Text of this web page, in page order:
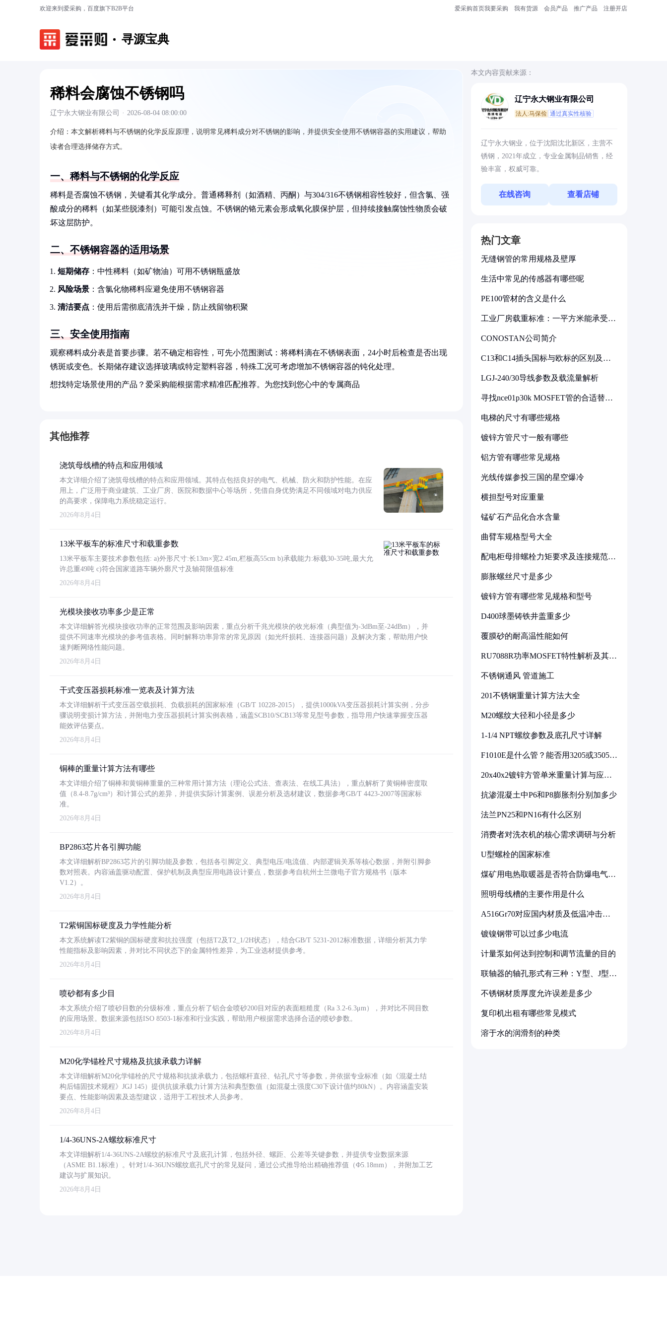
欢迎来到爱采购，百度旗下B2B平台 爱采购首页我要采购 我有货源 会员产品 推广产品 注册开店
寻源宝典
稀料会腐蚀不锈钢吗
辽宁永大钢业有限公司 · 2026-08-04 08:00:00
介绍： 本文解析稀料与不锈钢的化学反应原理，说明常见稀料成分对不锈钢的影响，并提供安全使用不锈钢容器的实用建议，帮助
读者合理选择储存方式。
一、稀料与不锈钢的化学反应
稀料是否腐蚀不锈钢，关键看其化学成分。普通稀释剂（如酒精、丙酮）与304/316不锈钢相容性较好，但含氯、强
酸成分的稀料（如某些脱漆剂）可能引发点蚀。不锈钢的铬元素会形成氧化膜保护层，但持续接触腐蚀性物质会破
坏这层防护。
二、不锈钢容器的适用场景
短期储存 ：中性稀料（如矿物油）可用不锈钢瓶盛放
风险场景 ：含氯化物稀料应避免使用不锈钢容器
清洁要点 ：使用后需彻底清洗并干燥，防止残留物积聚
三、安全使用指南
观察稀料成分表是首要步骤。若不确定相容性，可先小范围测试：将稀料滴在不锈钢表面，24小时后检查是否出现
锈斑或变色。长期储存建议选择玻璃或特定塑料容器，特殊工况可考虑增加不锈钢容器的钝化处理。
想找特定场景使用的产品？爱采购能根据需求精准匹配推荐。为您找到您心中的专属商品
其他推荐
浇筑母线槽的特点和应用领域
本文详细介绍了浇筑母线槽的特点和应用领域。其特点包括良好的电气、机械、防火和防护性能。在应
用上，广泛用于商业建筑、工业厂房、医院和数据中心等场所，凭借自身优势满足不同领域对电力供应
的高要求，保障电力系统稳定运行。
2026年8月4日
13米平板车的标准尺寸和载重参数
13米平板车主要技术参数包括: a)外形尺寸:长13m×宽2.45m,栏板高55cm b)承载能力:标载30-35吨,最大允
许总重49吨 c)符合国家道路车辆外廓尺寸及轴荷限值标准
2026年8月4日
光模块接收功率多少是正常
本文详细解答光模块接收功率的正常范围及影响因素，重点分析千兆光模块的收光标准（典型值为-3dBm至-24dBm），并
提供不同速率光模块的参考值表格。同时解释功率异常的常见原因（如光纤损耗、连接器问题）及解决方案，帮助用户快
速判断网络性能问题。
2026年8月4日
干式变压器损耗标准一览表及计算方法
本文详细解析干式变压器空载损耗、负载损耗的国家标准（GB/T 10228-2015），提供1000kVA变压器损耗计算实例，分步
骤说明变损计算方法，并附电力变压器损耗计算实例表格，涵盖SCB10/SCB13等常见型号参数，指导用户快速掌握变压器
能效评估要点。
2026年8月4日
铜棒的重量计算方法有哪些
本文详细介绍了铜棒和黄铜棒重量的三种常用计算方法（理论公式法、查表法、在线工具法），重点解析了黄铜棒密度取
值（8.4-8.7g/cm³）和计算公式的差异，并提供实际计算案例、误差分析及选材建议，数据参考GB/T 4423-2007等国家标
准。
2026年8月4日
BP2863芯片各引脚功能
本文详细解析BP2863芯片的引脚功能及参数，包括各引脚定义、典型电压/电流值、内部逻辑关系等核心数据，并附引脚参
数对照表。内容涵盖驱动配置、保护机制及典型应用电路设计要点，数据参考自杭州士兰微电子官方规格书（版本
V1.2）。
2026年8月4日
T2紫铜国标硬度及力学性能分析
本文系统解读T2紫铜的国标硬度和抗拉强度（包括T2及T2_1/2H状态），结合GB/T 5231-2012标准数据，详细分析其力学
性能指标及影响因素，并对比不同状态下的金属特性差异，为工业选材提供参考。
2026年8月4日
喷砂都有多少目
本文系统介绍了喷砂目数的分级标准，重点分析了铝合金喷砂200目对应的表面粗糙度（Ra 3.2-6.3μm），并对比不同目数
的应用场景。数据来源包括ISO 8503-1标准和行业实践，帮助用户根据需求选择合适的喷砂参数。
2026年8月4日
M20化学锚栓尺寸规格及抗拔承载力详解
本文详细解析M20化学锚栓的尺寸规格和抗拔承载力，包括螺杆直径、钻孔尺寸等参数，并依据专业标准（如《混凝土结
构后锚固技术规程》JGJ 145）提供抗拔承载力计算方法和典型数值（如混凝土强度C30下设计值约80kN）。内容涵盖安装
要点、性能影响因素及选型建议，适用于工程技术人员参考。
2026年8月4日
1/4-36UNS-2A螺纹标准尺寸
本文详细解析1/4-36UNS-2A螺纹的标准尺寸及底孔计算，包括外径、螺距、公差等关键参数，并提供专业数据来源
（ASME B1.1标准）。针对1/4-36UNS螺纹底孔尺寸的常见疑问，通过公式推导给出精确推荐值（Φ5.18mm），并附加工艺
建议与扩展知识。
2026年8月4日
本文内容贡献来源：
辽宁永大钢业有限公司
法人:马保俭 通过真实性核验
辽宁永大钢业，位于沈阳沈北新区，主营不
锈钢，2021年成立，专业金属制品销售，经
验丰富，权威可靠。
在线咨询 查看店铺
热门文章
无缝钢管的常用规格及壁厚
生活中常见的传感器有哪些呢
PE100管材的含义是什么
工业厂房载重标准：一平方米能承受多
CONOSTAN公司简介
C13和C14插头国标与欧标的区别及其
LGJ-240/30导线参数及载流量解析
寻找nce01p30k MOSFET管的合适替代
电梯的尺寸有哪些规格
镀锌方管尺寸一般有哪些
铝方管有哪些常见规格
光线传媒参投三国的星空爆冷
横担型号对应重量
锰矿石产品化合水含量
曲臂车规格型号大全
配电柜母排螺栓力矩要求及连接规范详
膨胀螺丝尺寸是多少
镀锌方管有哪些常见规格和型号
D400球墨铸铁井盖重多少
覆膜砂的耐高温性能如何
RU7088R功率MOSFET特性解析及其在
不锈钢通风 管道施工
201不锈钢重量计算方法大全
M20螺纹大径和小径是多少
1-1/4 NPT螺纹参数及底孔尺寸详解
F1010E是什么管？能否用3205或3505代
20x40x2镀锌方管单米重量计算与应用
抗渗混凝土中P6和P8膨胀剂分别加多少
法兰PN25和PN16有什么区别
消费者对洗衣机的核心需求调研与分析
U型螺栓的国家标准
煤矿用电热取暖器是否符合防爆电气设
照明母线槽的主要作用是什么
A516Gr70对应国内材质及低温冲击要
镀镍钢带可以过多少电流
计量泵如何达到控制和调节流量的目的
联轴器的轴孔形式有三种：Y型、J型、
不锈钢材质厚度允许误差是多少
复印机出租有哪些常见模式
溶于水的润滑剂的种类